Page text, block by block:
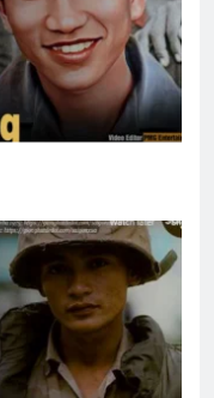
Viếng CSVSQ Cao
Chương 6
Thạch K24